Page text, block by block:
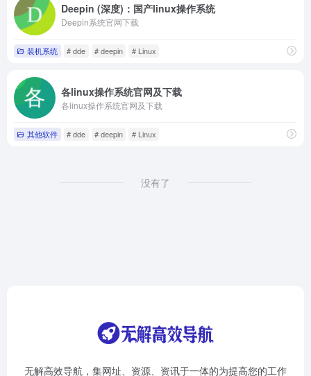
Deepin (深度)：国产linux操作系统
Deepin系统官网下载
装机系统 # dde # deepin # Linux
各linux操作系统官网及下载
各linux操作系统官网及下载
其他软件 # dde # deepin # Linux
没有了
无解高效导航，集网址、资源、资讯于一体的为提高您的工作